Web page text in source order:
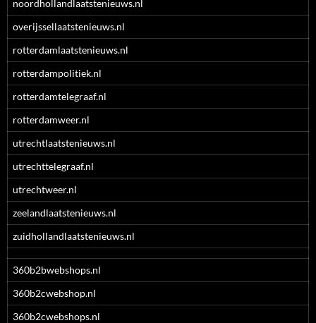
noordhollandlaatstenieuws.nl
overijssellaatstenieuws.nl
rotterdamlaatstenieuws.nl
rotterdampolitiek.nl
rotterdamtelegraaf.nl
rotterdamweer.nl
utrechtlaatstenieuws.nl
utrechttelegraaf.nl
utrechtweer.nl
zeelandlaatstenieuws.nl
zuidhollandlaatstenieuws.nl
360b2bwebshops.nl
360b2cwebshop.nl
360b2cwebshops.nl